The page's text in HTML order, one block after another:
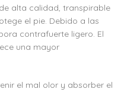
alta calidad, transpirable
el pie. Debido a las
contrafuerte ligero. El
una mayor
el mal olor y absorber el